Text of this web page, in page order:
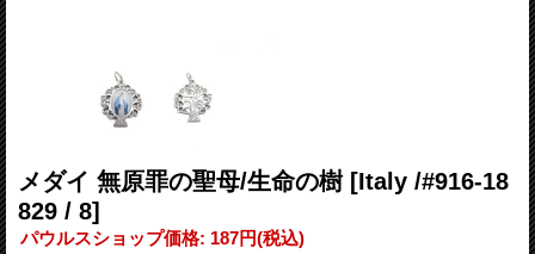
メダイ 無原罪の聖母/生命の樹 [Italy /#916-18
829 / 8]
パウルスショップ価格: 187円(税込)